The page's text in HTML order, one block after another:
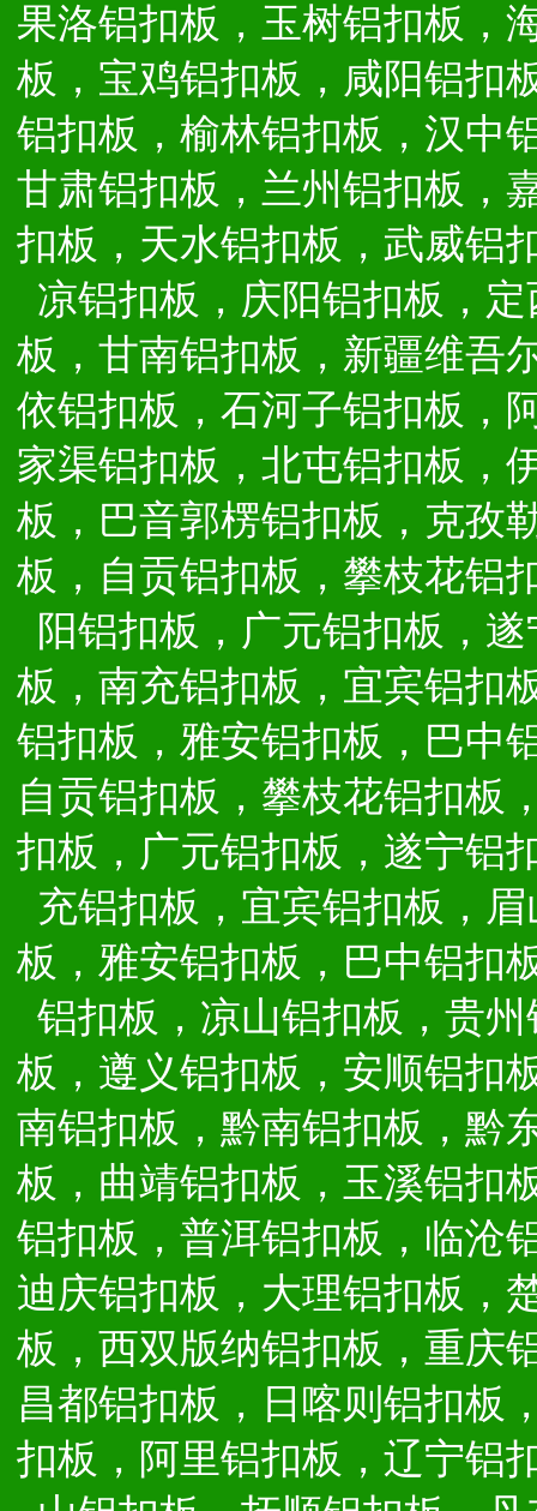
果洛铝扣板，玉树铝扣板，
板，宝鸡铝扣板，咸阳铝扣
铝扣板，榆林铝扣板，汉中
甘肃铝扣板，兰州铝扣板，
扣板，天水铝扣板，武威铝
凉铝扣板，庆阳铝扣板，
板，甘南铝扣板，新疆维吾
依铝扣板，石河子铝扣板，
家渠铝扣板，北屯铝扣板，
板，巴音郭楞铝扣板，克孜
板，自贡铝扣板，攀枝花铝
阳铝扣板，广元铝扣板，
板，南充铝扣板，宜宾铝扣
铝扣板，雅安铝扣板，巴中
自贡铝扣板，攀枝花铝扣板
扣板，广元铝扣板，遂宁铝
充铝扣板，宜宾铝扣板，
板，雅安铝扣板，巴中铝扣
铝扣板，凉山铝扣板，贵
板，遵义铝扣板，安顺铝扣
南铝扣板，黔南铝扣板，黔
板，曲靖铝扣板，玉溪铝扣
铝扣板，普洱铝扣板，临沧
迪庆铝扣板，大理铝扣板，
板，西双版纳铝扣板，重庆
昌都铝扣板，日喀则铝扣板
扣板，阿里铝扣板，辽宁铝